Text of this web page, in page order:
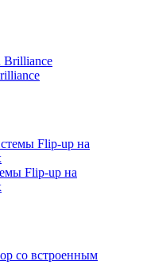
Flip-up на